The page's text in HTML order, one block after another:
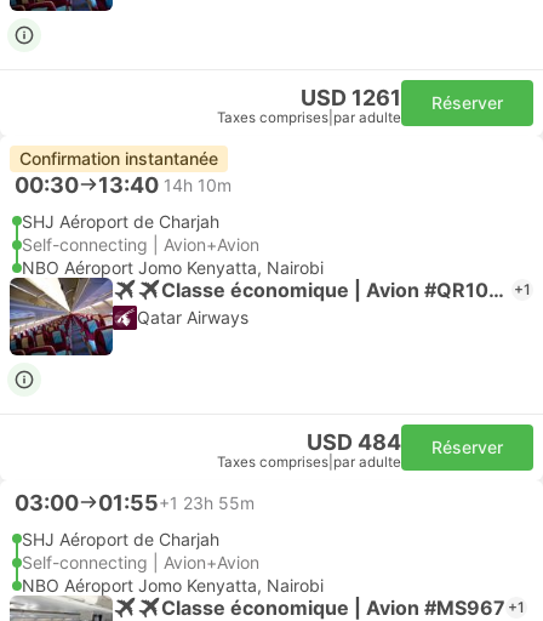
USD 1261
Taxes comprises par adulte
Réserver
Confirmation instantanée
00:30 13:40 14h 10m
SHJ Aéroport de Charjah
Self-connecting | Avion+Avion
NBO Aéroport Jomo Kenyatta, Nairobi
Classe économique | Avion #QR1059 +1
Qatar Airways
USD 484
Taxes comprises par adulte
Réserver
03:00 01:55+1 23h 55m
SHJ Aéroport de Charjah
Self-connecting | Avion+Avion
NBO Aéroport Jomo Kenyatta, Nairobi
Classe économique | Avion #MS967 +1